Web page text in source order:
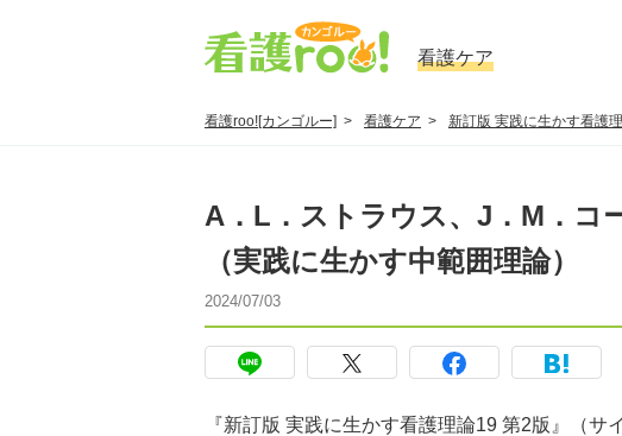
看護ケア
看護roo![カンゴルー] 看護ケア 新訂版 実践に生かす看護
A．L．ストラウス、J．M．コ
（実践に生かす中範囲理論）
2024/07/03
『新訂版 実践に生かす看護理論19 第2版』（サ